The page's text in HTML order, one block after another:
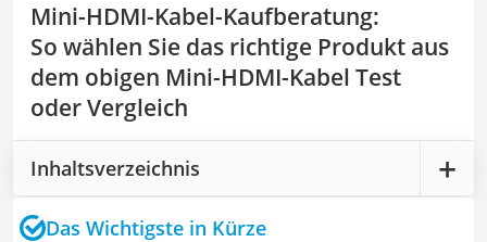
Mini-HDMI-Kabel-Kaufberatung:
So wählen Sie das richtige Produkt aus
dem obigen Mini-HDMI-Kabel Test
oder Vergleich
Inhaltsverzeichnis
Das Wichtigste in Kürze